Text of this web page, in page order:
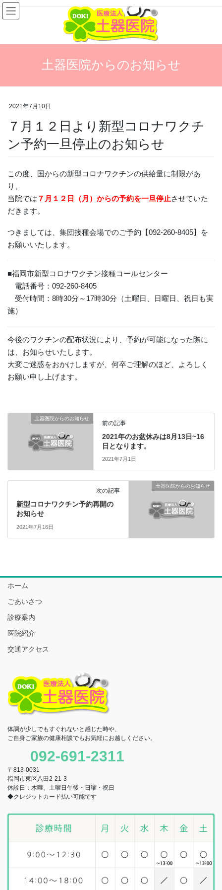
コ
ン
ナ
ビ
土器医院からのお知らせ
2021年7月10日
７月１２日より新型コロナワクチ
ン予約一旦停止のお知らせ
この度、国からの新型コロナワクチンの供給量に制限があ
り、
当院では ７月１２日（月）からの予約を一旦停止させていた
だきます。
つきましては、集団接種会場でのご予約【092-260-8405】を
お願いいたします。
■福岡市新型コロナワクチン接種コールセンター
電話番号：092-260-8405
受付時間：8時30分～17時30分（土曜日、日曜日、祝日も実
施）
今後のワクチンの配布状況により、予約が可能になった際に
は、お知らせいたします。
大変ご迷惑をおかけしますが、何卒ご理解のほど、よろしく
お願い申し上げます。
土器医院からのお知らせ
前の記事
2021年のお盆休みは8月13日~16
日となります。
2021年7月1日
土器医院からのお知らせ
次の記事
新型コロナワクチン予約再開の
お知らせ
2021年7月16日
ホーム
ごあいさつ
診療案内
医院紹介
交通アクセス
体調が少しでもすぐれないと感じた時や、
ご自身ご家族の健康相談でもお気軽にお越しください。
092-691-2311
〒813-0031
福岡市東区八田2-21-3
休診日：木曜、土曜日午後・日曜・祝日
◆クレジットカード払い可能です